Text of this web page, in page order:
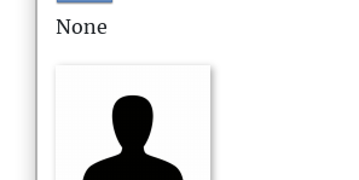
None